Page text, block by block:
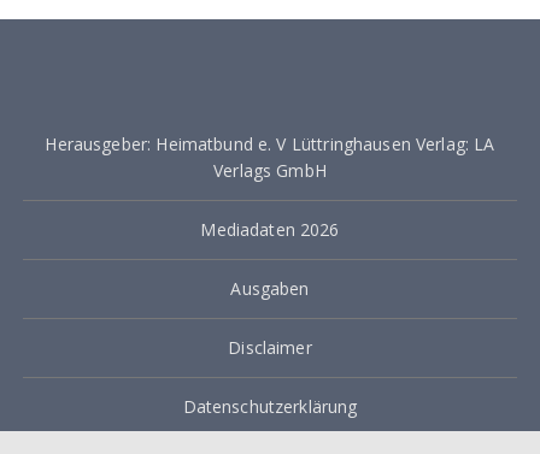
Herausgeber: Heimatbund e. V Lüttringhausen Verlag: LA
Verlags GmbH
Mediadaten 2026
Ausgaben
Disclaimer
Datenschutzerklärung